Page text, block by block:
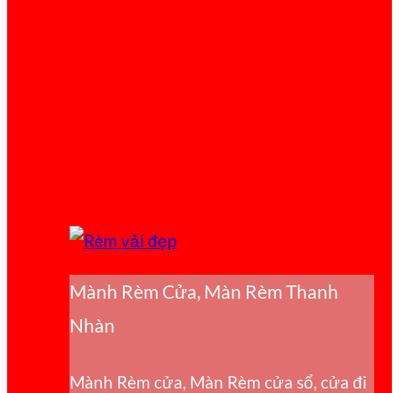
Mành Rèm Cửa, Màn Rèm Thanh
Nhàn
Mành Rèm cửa, Màn Rèm cửa sổ, cửa đi